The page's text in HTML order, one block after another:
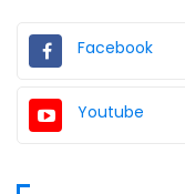
Facebook
Youtube